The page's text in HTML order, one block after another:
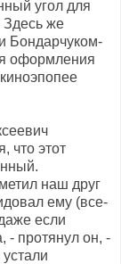
угол для
Здесь же
Бондарчуком-
оформления
что этот
наш друг
ему (все-
если
- протянул он, -